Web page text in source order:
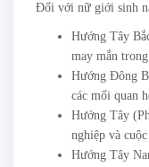
Đối với nữ giới sinh
Hướng Tây
may mắn
Hướng Đông
các mối quan
Hướng Tây
nghiệp và cuộc
Hướng Tây